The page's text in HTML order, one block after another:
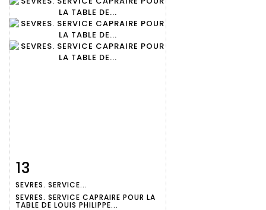
détaillée
13
SEVRES. SERVICE...
SEVRES. SERVICE CAPRAIRE POUR LA
TABLE DE LOUIS PHILIPPE...